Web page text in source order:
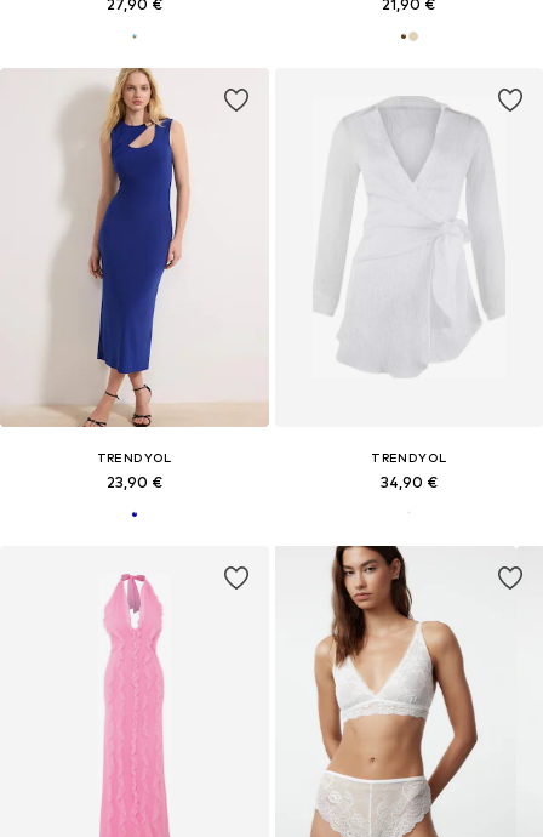
27,90 € 21,90 €
TRENDYOL
23,90 €
TRENDYOL
34,90 €